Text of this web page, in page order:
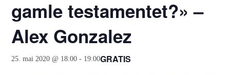
gamle testamentet?» –
Alex Gonzalez
25. mai 2020 @ 18:00 - 19:00GRATIS